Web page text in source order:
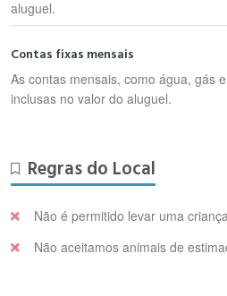
aluguel.
Contas fixas mensais
As contas mensais, como água, gás
inclusas no valor do aluguel.
Regras do Local
Não é permitido levar uma
Não aceitamos animais de